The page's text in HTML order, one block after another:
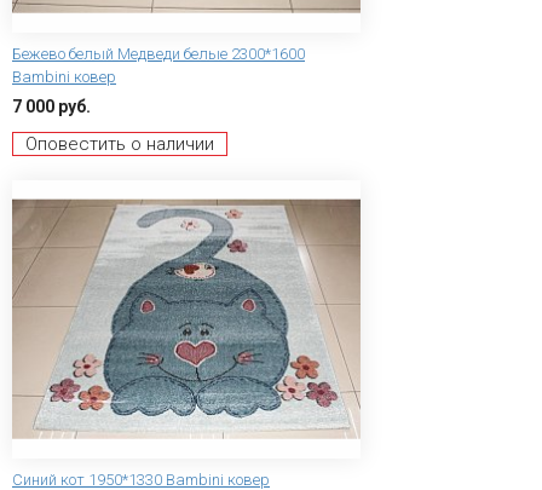
Бежево белый Медведи белые 2300*1600
Bambini ковер
7 000 руб.
Оповестить о наличии
Синий кот 1950*1330 Bambini ковер